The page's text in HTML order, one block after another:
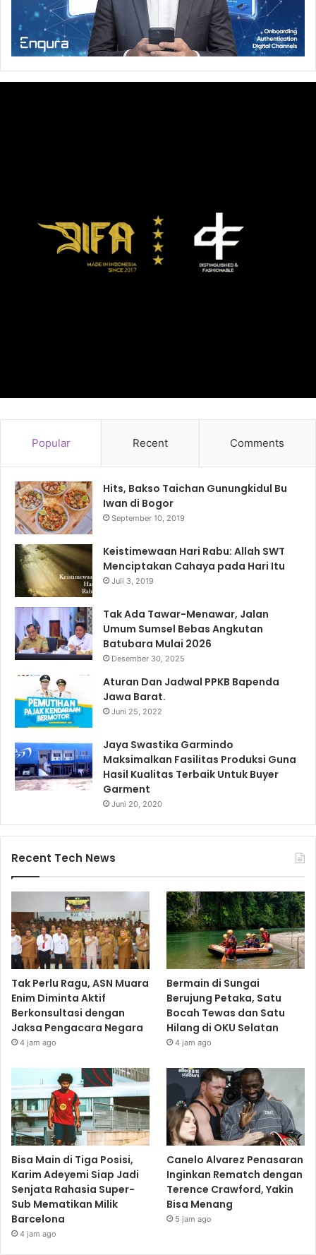
Popular Recent Comments
Hits, Bakso Taichan Gunungkidul Bu
Iwan di Bogor
September 10, 2019
Keistimewaan Hari Rabu: Allah SWT
Menciptakan Cahaya pada Hari Itu
Juli 3, 2019
Tak Ada Tawar-Menawar, Jalan
Umum Sumsel Bebas Angkutan
Batubara Mulai 2026
Desember 30, 2025
Aturan Dan Jadwal PPKB Bapenda
Jawa Barat.
Juni 25, 2022
Jaya Swastika Garmindo
Maksimalkan Fasilitas Produksi Guna
Hasil Kualitas Terbaik Untuk Buyer
Garment
Juni 20, 2020
Recent Tech News
Tak Perlu Ragu, ASN Muara
Enim Diminta Aktif
Berkonsultasi dengan
Jaksa Pengacara Negara
4 jam ago
Bermain di Sungai
Berujung Petaka, Satu
Bocah Tewas dan Satu
Hilang di OKU Selatan
4 jam ago
Bisa Main di Tiga Posisi,
Karim Adeyemi Siap Jadi
Senjata Rahasia Super-
Sub Mematikan Milik
Barcelona
4 jam ago
Canelo Alvarez Penasaran
Inginkan Rematch dengan
Terence Crawford, Yakin
Bisa Menang
5 jam ago